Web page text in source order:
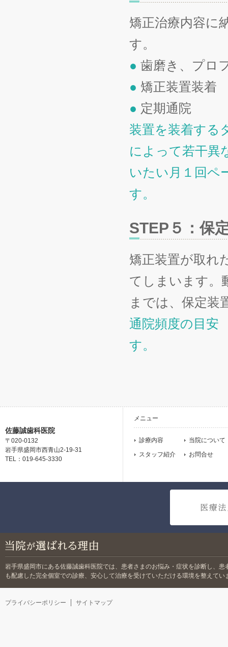
矯正治療内容に
す。
● 歯磨き、プロ
● 矯正装置装着
● 定期通院
装置を装着する
によって若干異
いたい月１回ペ
す。
STEP５：保
矯正装置が取れ
てしまいます。
までは、保定装
通院頻度の目安
す。
佐藤誠歯科医院
〒020-0132
岩手県盛岡市西青山2-19-31
TEL：019-645-3330
メニュー
診療内容
当院について
スタッフ紹介
お問合せ
岩手県盛岡市にある佐藤誠歯科医院では、 患者さまのお悩み・症状を診断し、
も配慮した完全個室での診療、安心して治療を受けていただける環境を整えてい
プライバシーポリシー サイトマップ